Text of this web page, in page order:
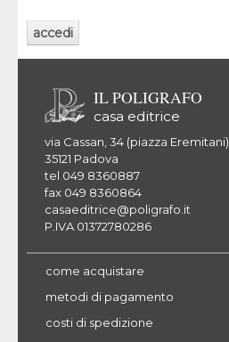
IL POLIGRAFO
casa editrice
via Cassan, 34 (piazza Eremitani)
35121 Padova
tel 049 8360887
fax 049 8360864
casaeditrice@poligrafo.it
P.IVA 01372780286
come acquistare
metodi di pagamento
costi di spedizione